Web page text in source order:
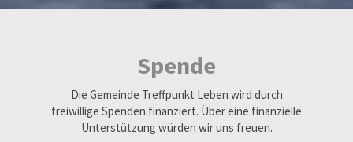
Spende
Die Gemeinde Treffpunkt Leben wird durch
freiwillige Spenden finanziert. Über eine finanzielle
Unterstützung würden wir uns freuen.